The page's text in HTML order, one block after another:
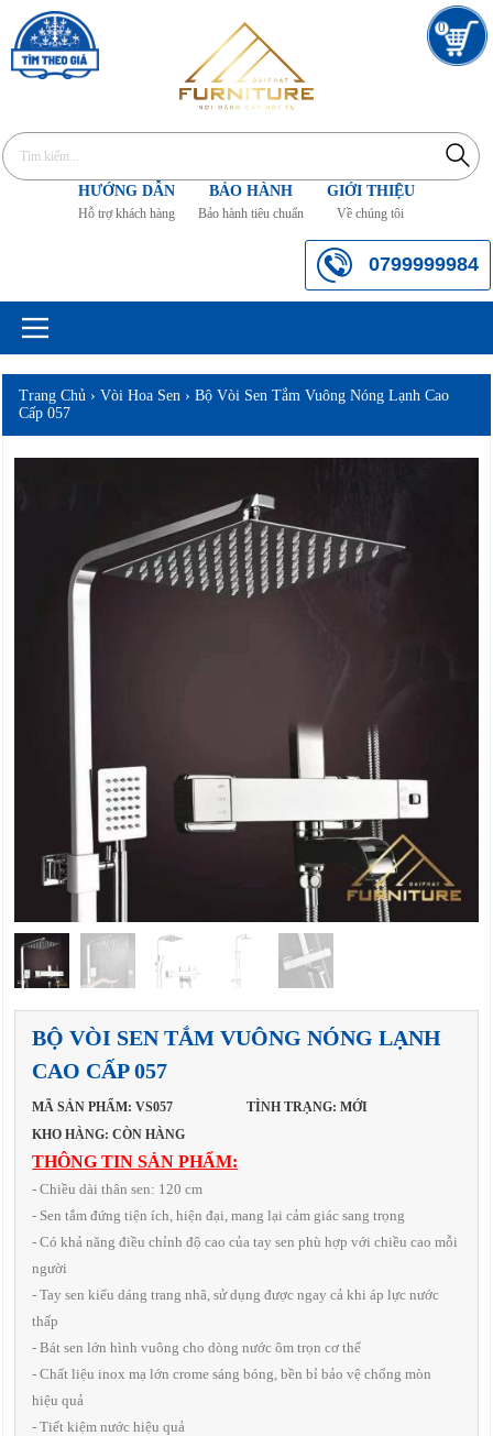
0
HƯỚNG DẪN
Hỗ trợ khách hàng
BẢO HÀNH
Bảo hành tiêu chuẩn
GIỚI THIỆU
Về chúng tôi
0799999984
Trang Chủ ›Vòi Hoa Sen ›Bộ Vòi Sen Tắm Vuông Nóng Lạnh Cao
Cấp 057
BỘ VÒI SEN TẮM VUÔNG NÓNG LẠNH
CAO CẤP 057
MÃ SẢN PHẨM: VS057
TÌNH TRẠNG: MỚI
KHO HÀNG: CÒN HÀNG
THÔNG TIN SẢN PHẨM:
- Chiều dài thân sen: 120 cm
- Sen tắm đứng tiện ích, hiện đại, mang lại cảm giác sang trọng
- Có khả năng điều chỉnh độ cao của tay sen phù hợp với chiều cao mỗi
người
- Tay sen kiểu dáng trang nhã, sử dụng được ngay cả khi áp lực nước
thấp
- Bát sen lớn hình vuông cho dòng nước ôm trọn cơ thể
- Chất liệu inox mạ lớn crome sáng bóng, bền bỉ bảo vệ chống mòn
hiệu quả
- Tiết kiệm nước hiệu quả